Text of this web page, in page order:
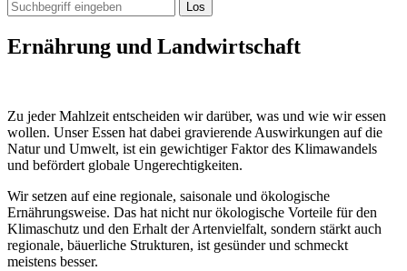
Ernährung und Landwirtschaft
Zu jeder Mahlzeit entscheiden wir darüber, was und wie wir essen
wollen. Unser Essen hat dabei gravierende Auswirkungen auf die
Natur und Umwelt, ist ein gewichtiger Faktor des Klimawandels
und befördert globale Ungerechtigkeiten.
Wir setzen auf eine regionale, saisonale und ökologische
Ernährungsweise. Das hat nicht nur ökologische Vorteile für den
Klimaschutz und den Erhalt der Artenvielfalt, sondern stärkt auch
regionale, bäuerliche Strukturen, ist gesünder und schmeckt
meistens besser.